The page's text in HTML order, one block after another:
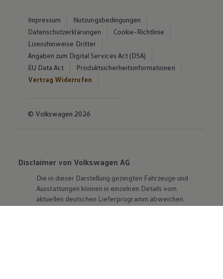
Impressum
Nutzungsbedingungen
Datenschutzerklärungen
Cookie-Richtlinie
Lizenzhinweise Dritter
Angaben zum Digital Services Act (DSA)
EU Data Act
Produktsicherheitsinformationen
Vertrag Widerrufen
© Volkswagen 2026
Disclaimer von Volkswagen AG
Die in dieser Darstellung gezeigten Fahrzeuge und
Ausstattungen können in einzelnen Details vom
aktuellen deutschen Lieferprogramm abweichen.